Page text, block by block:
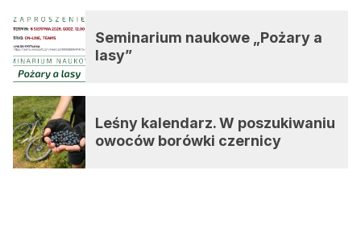
Seminarium naukowe „Pożary a
lasy”
Leśny kalendarz. W poszukiwaniu
owoców borówki czernicy